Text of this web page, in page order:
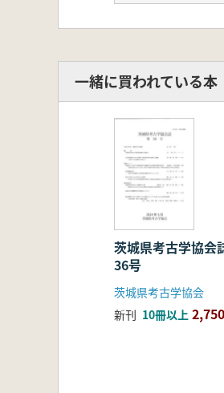
堤 隆 五十
間直―郎 日
一緒に買われている本
茨城県考古学協
36号
茨城県考古学協会
新刊 10冊以上